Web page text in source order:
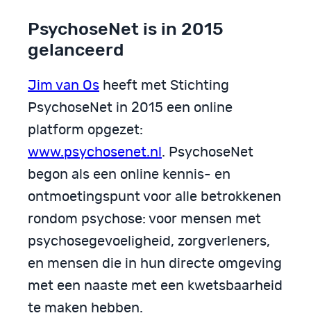
PsychoseNet is in 2015
gelanceerd
Jim van Os heeft met Stichting
PsychoseNet in 2015 een online
platform opgezet:
www.psychosenet.nl . PsychoseNet
begon als een online kennis- en
ontmoetingspunt voor alle betrokkenen
rondom psychose: voor mensen met
psychosegevoeligheid, zorgverleners,
en mensen die in hun directe omgeving
met een naaste met een kwetsbaarheid
te maken hebben.